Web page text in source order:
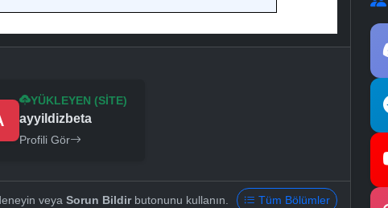
YÜKLEYEN (SITE)
ayyildizbeta
Profili Gör
veya Sorun Bildirbutonunu kullanın. Tüm Bölümler